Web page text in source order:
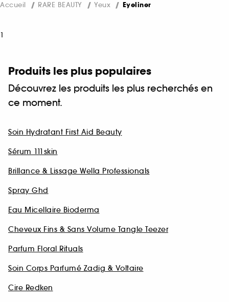
Accueil RARE BEAUTY Yeux Eyeliner
1
Produits les plus populaires
Découvrez les produits les plus recherchés en
ce moment.
Soin Hydratant First Aid Beauty
Sérum 111skin
Brillance & Lissage Wella Professionals
Spray Ghd
Eau Micellaire Bioderma
Cheveux Fins & Sans Volume Tangle Teezer
Parfum Floral Rituals
Soin Corps Parfumé Zadig & Voltaire
Cire Redken